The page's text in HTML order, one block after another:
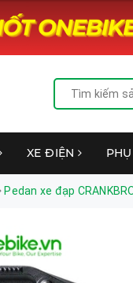
XE ĐIỆN
Pedan xe đạp